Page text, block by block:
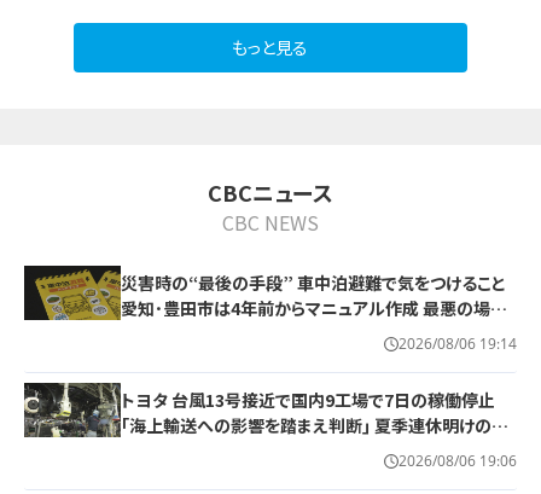
もっと見る
CBCニュース
CBC NEWS
災害時の“最後の手段” 車中泊避難で気をつけること
愛知･豊田市は4年前からマニュアル作成 最悪の場合
死に至る｢エコノミークラス症候群｣にならないために
2026/08/06 19:14
トヨタ 台風13号接近で国内9工場で7日の稼働停止
｢海上輸送への影響を踏まえ判断｣ 夏季連休明けの17
2026/08/06 19:06